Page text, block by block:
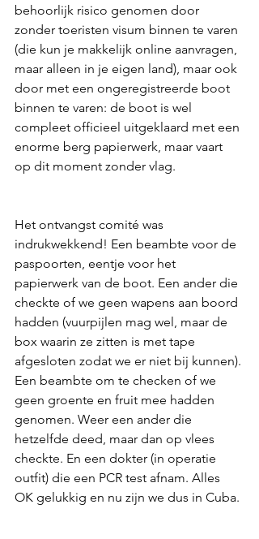
behoorlijk risico genomen door
zonder toeristen visum binnen te varen
(die kun je makkelijk online aanvragen,
maar alleen in je eigen land), maar ook
door met een ongeregistreerde boot
binnen te varen: de boot is wel
compleet officieel uitgeklaard met een
enorme berg papierwerk, maar vaart
op dit moment zonder vlag.
Het ontvangst comité was
indrukwekkend! Een beambte voor de
paspoorten, eentje voor het
papierwerk van de boot. Een ander die
checkte of we geen wapens aan boord
hadden (vuurpijlen mag wel, maar de
box waarin ze zitten is met tape
afgesloten zodat we er niet bij kunnen).
Een beambte om te checken of we
geen groente en fruit mee hadden
genomen. Weer een ander die
hetzelfde deed, maar dan op vlees
checkte. En een dokter (in operatie
outfit) die een PCR test afnam. Alles
OK gelukkig en nu zijn we dus in Cuba.